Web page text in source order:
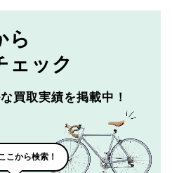
ら
ェック
買取実績を掲載中！
こから検索！